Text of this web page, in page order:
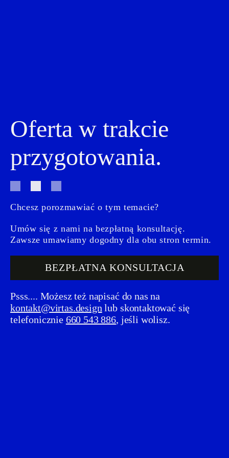
Oferta w trakcie
przygotowania.
Chcesz porozmawiać o tym temacie?
Umów się z nami na bezpłatną konsultację.
Zawsze umawiamy dogodny dla obu stron termin.
BEZPŁATNA KONSULTACJA
Psss.... Możesz też napisać do nas na
kontakt@virtas.design lub skontaktować się
telefonicznie 660 543 886, jeśli wolisz.